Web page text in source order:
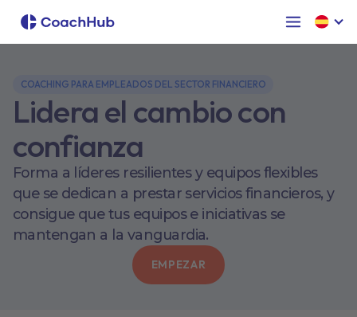
COACHING PARA EMPLEADOS DEL SECTOR FINANCIERO
Lidera el cambio con
confianza
Forma a líderes resilientes y equipos flexibles
que se dedican a prestar servicios financieros, y
consigue que tus equipos e iniciativas se
mantengan a la vanguardia.
EMPEZAR